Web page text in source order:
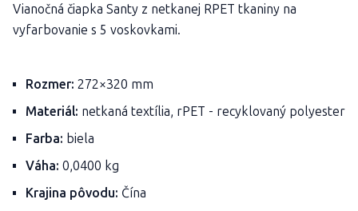
Vianočná čiapka Santy z netkanej RPET tkaniny na
vyfarbovanie s 5 voskovkami.
Rozmer: 272×320 mm
Materiál: netkaná textília, rPET - recyklovaný polyester
Farba: biela
Váha: 0,0400 kg
Krajina pôvodu: Čína